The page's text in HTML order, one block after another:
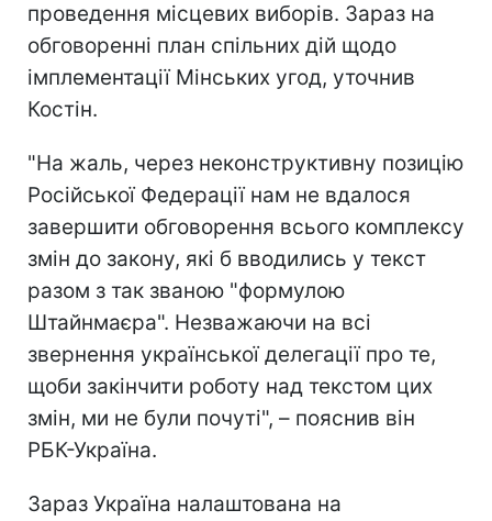
проведення місцевих виборів. Зараз на
обговоренні план спільних дій щодо
імплементації Мінських угод, уточнив
Костін.
"На жаль, через неконструктивну позицію
Російської Федерації нам не вдалося
завершити обговорення всього комплексу
змін до закону, які б вводились у текст
разом з так званою "формулою
Штайнмаєра". Незважаючи на всі
звернення української делегації про те,
щоби закінчити роботу над текстом цих
змін, ми не були почуті", – пояснив він
РБК-Україна.
Зараз Україна налаштована на